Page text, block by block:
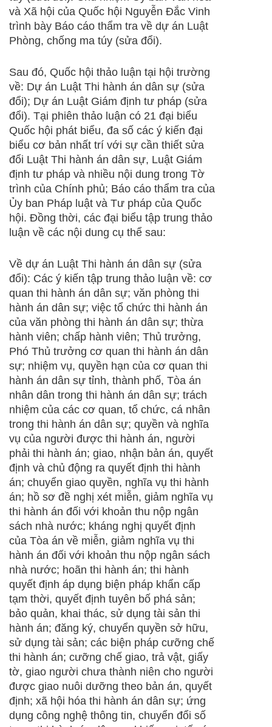
và Xã hội của Quốc hội Nguyễn Đắc Vinh
trình bày Báo cáo thẩm tra về dự án Luật
Phòng, chống ma túy (sửa đổi).
Sau đó, Quốc hội thảo luận tại hội trường
về: Dự án Luật Thi hành án dân sự (sửa
đổi); Dự án Luật Giám định tư pháp (sửa
đổi). Tại phiên thảo luận có 21 đại biểu
Quốc hội phát biểu, đa số các ý kiến đại
biểu cơ bản nhất trí với sự cần thiết sửa
đổi Luật Thi hành án dân sự, Luật Giám
định tư pháp và nhiều nội dung trong Tờ
trình của Chính phủ; Báo cáo thẩm tra của
Ủy ban Pháp luật và Tư pháp của Quốc
hội. Đồng thời, các đại biểu tập trung thảo
luận về các nội dung cụ thể sau:
Về dự án Luật Thi hành án dân sự (sửa
đổi): Các ý kiến tập trung thảo luận về: cơ
quan thi hành án dân sự; văn phòng thi
hành án dân sự; việc tổ chức thi hành án
của văn phòng thi hành án dân sự; thừa
hành viên; chấp hành viên; Thủ trưởng,
Phó Thủ trưởng cơ quan thi hành án dân
sự; nhiệm vụ, quyền hạn của cơ quan thi
hành án dân sự tỉnh, thành phố, Tòa án
nhân dân trong thi hành án dân sự; trách
nhiệm của các cơ quan, tổ chức, cá nhân
trong thi hành án dân sự; quyền và nghĩa
vụ của người được thi hành án, người
phải thi hành án; giao, nhận bản án, quyết
định và chủ động ra quyết định thi hành
án; chuyển giao quyền, nghĩa vụ thi hành
án; hồ sơ đề nghị xét miễn, giảm nghĩa vụ
thi hành án đối với khoản thu nộp ngân
sách nhà nước; kháng nghị quyết định
của Tòa án về miễn, giảm nghĩa vụ thi
hành án đối với khoản thu nộp ngân sách
nhà nước; hoãn thi hành án; thi hành
quyết định áp dụng biện pháp khẩn cấp
tạm thời, quyết định tuyên bố phá sản;
bảo quản, khai thác, sử dụng tài sản thi
hành án; đăng ký, chuyển quyền sở hữu,
sử dụng tài sản; các biện pháp cưỡng chế
thi hành án; cưỡng chế giao, trả vật, giấy
tờ, giao người chưa thành niên cho người
được giao nuôi dưỡng theo bản án, quyết
định; xã hội hóa thi hành án dân sự; ứng
dụng công nghệ thông tin, chuyển đổi số